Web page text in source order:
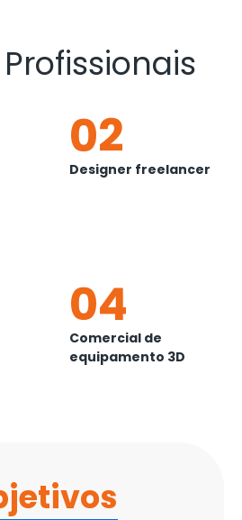
Profissionais
02
Designer freelancer
04
Comercial de
equipamento 3D